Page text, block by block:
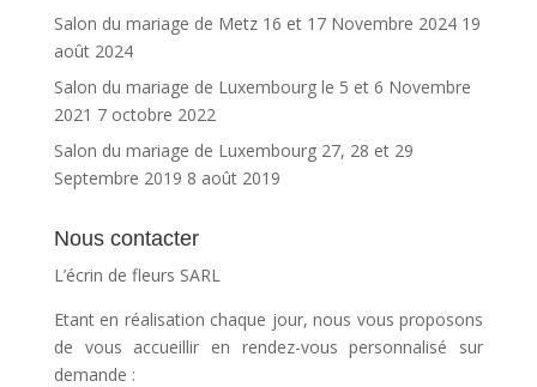
Salon du mariage de Metz 16 et 17 Novembre 2024 19
août 2024
Salon du mariage de Luxembourg le 5 et 6 Novembre
2021 7 octobre 2022
Salon du mariage de Luxembourg 27, 28 et 29
Septembre 2019 8 août 2019
Nous contacter
L’écrin de fleurs SARL
Etant en réalisation chaque jour, nous vous proposons
de vous accueillir en rendez-vous personnalisé sur
demande :